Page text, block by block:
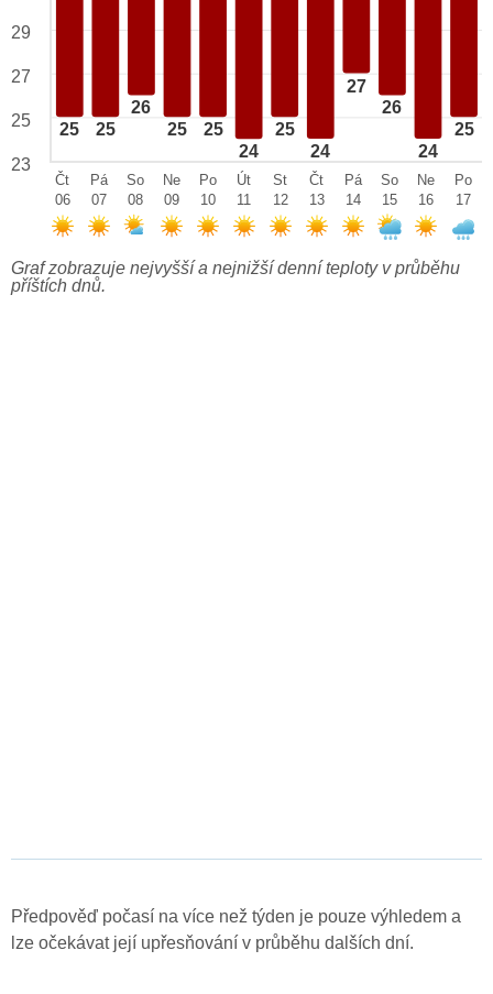
25 25
26
25 25
24
25
24
27
26
24
25
29
27
25
23
Čt
06
Pá
07
So
08
Ne
09
Po
10
Út
11
St
12
Čt
13
Pá
14
So
15
Ne
16
Po
17
Graf zobrazuje nejvyšší a nejnižší denní teploty v průběhu
příštích dnů.
Předpověď počasí na více než týden je pouze výhledem a
lze očekávat její upřesňování v průběhu dalších dní.